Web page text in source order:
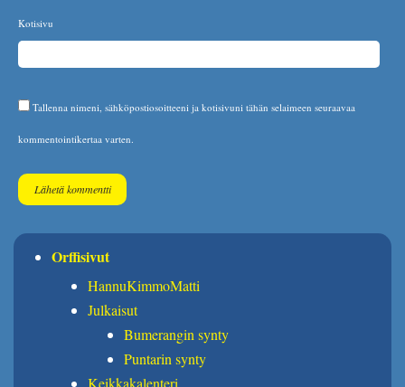
Kotisivu
Tallenna nimeni, sähköpostiosoitteeni ja kotisivuni tähän selaimeen seuraavaa
kommentointikertaa varten.
Orffisivut
HannuKimmoMatti
Julkaisut
Bumerangin synty
Puntarin synty
Keikkakalenteri